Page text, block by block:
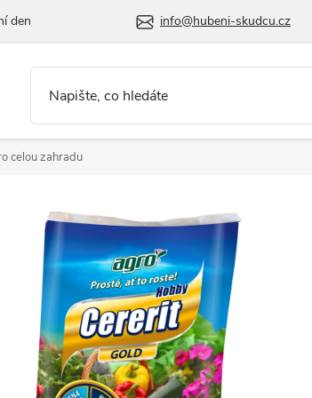
den info@hubeni-skudcu.cz
celou zahradu